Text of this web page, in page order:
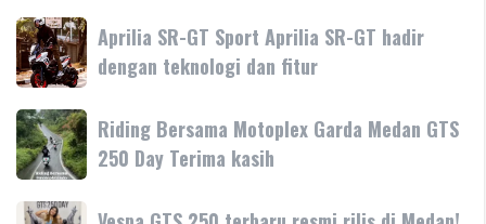
Vespa
Primavera
Tanyakan
Vespa
Primavera
180cc
terbaru
Aprilia
SR-
GT
Sport
Aprilia
SR-
GT
hadir
Aprilia SR-GT Sport Aprilia SR-GT hadir
dengan teknologi dan fitur
Riding
Bersama
Motoplex
Garda
Riding Bersama Motoplex Garda Medan GTS
250 Day Terima kasih
Vespa